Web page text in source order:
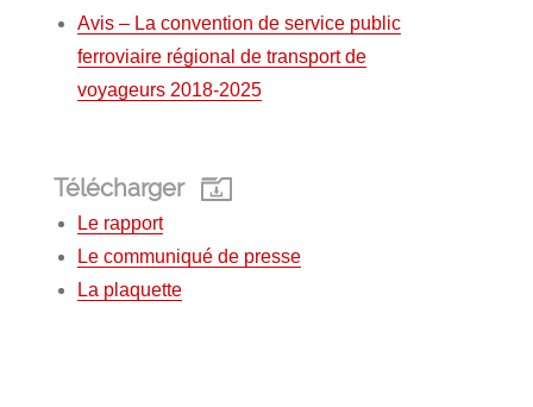
Avis – La convention de service public
ferroviaire régional de transport de
voyageurs 2018-2025
Télécharger
Le rapport
Le communiqué de presse
La plaquette